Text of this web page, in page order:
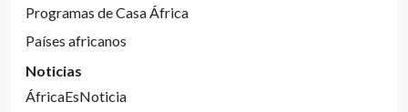
Programas de Casa África
Países africanos
Noticias
ÁfricaEsNoticia